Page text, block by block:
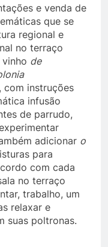
e venda de
que se
regional e
no terraço
de
com instruções
infusão
de parrudo,
adicionar o
para
com cada
no terraço
trabalho, um
relaxar e
suas poltronas.